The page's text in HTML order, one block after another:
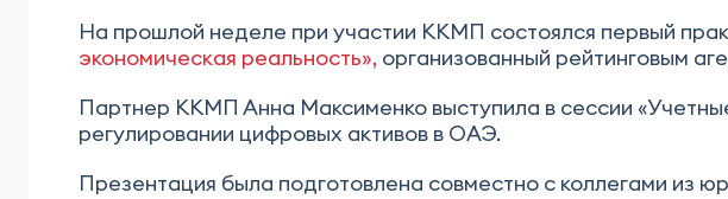
На прошлой неделе при участии ККМП состоялся первый
экономическая реальность», организованный рейтинговым
Партнер ККМП Анна Максименко выступила в сессии
регулировании цифровых активов в ОАЭ.
Презентация была подготовлена совместно с коллегами из